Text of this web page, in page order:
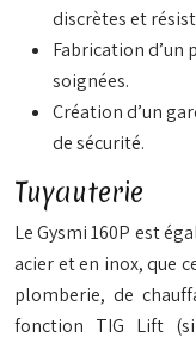
discrètes et
Fabrication d’un
soignées.
Création d’un
de sécurité.
Tuyauterie
Le Gysmi 160P est
acier et en inox, que
plomberie, de
fonction TIG Lift